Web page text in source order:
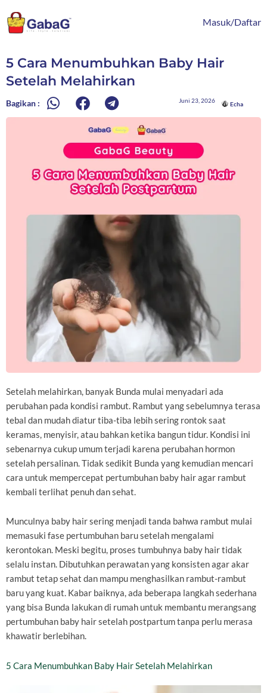
ke
konten
Masuk/Daftar
5 Cara Menumbuhkan Baby Hair
Setelah Melahirkan
Bagikan : Juni 23, 2026
Echa
Setelah melahirkan, banyak Bunda mulai menyadari ada
perubahan pada kondisi rambut. Rambut yang sebelumnya terasa
tebal dan mudah diatur tiba-tiba lebih sering rontok saat
keramas, menyisir, atau bahkan ketika bangun tidur. Kondisi ini
sebenarnya cukup umum terjadi karena perubahan hormon
setelah persalinan. Tidak sedikit Bunda yang kemudian mencari
cara untuk mempercepat pertumbuhan baby hair agar rambut
kembali terlihat penuh dan sehat.
Munculnya baby hair sering menjadi tanda bahwa rambut mulai
memasuki fase pertumbuhan baru setelah mengalami
kerontokan. Meski begitu, proses tumbuhnya baby hair tidak
selalu instan. Dibutuhkan perawatan yang konsisten agar akar
rambut tetap sehat dan mampu menghasilkan rambut-rambut
baru yang kuat. Kabar baiknya, ada beberapa langkah sederhana
yang bisa Bunda lakukan di rumah untuk membantu merangsang
pertumbuhan baby hair setelah postpartum tanpa perlu merasa
khawatir berlebihan.
5 Cara Menumbuhkan Baby Hair Setelah Melahirkan